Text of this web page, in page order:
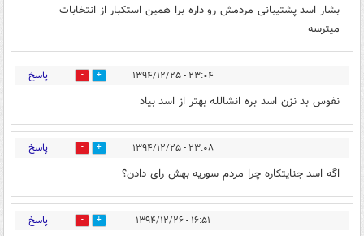
بشار اسد پشتیبانی مردمش رو داره برا همین استکبار از انتخابات
میترسه
۲۳:۰۴ - ۱۳۹۴/۱۲/۲۵ 0 پاسخ
نفوس بد نزن اسد بره انشالله بهتر از اسد بیاد
۲۳:۰۸ - ۱۳۹۴/۱۲/۲۵ 0 پاسخ
اگه اسد جنایتکاره چرا مردم سوریه بهش رای دادن؟
۱۶:۵۱ - ۱۳۹۴/۱۲/۲۶ 0 پاسخ